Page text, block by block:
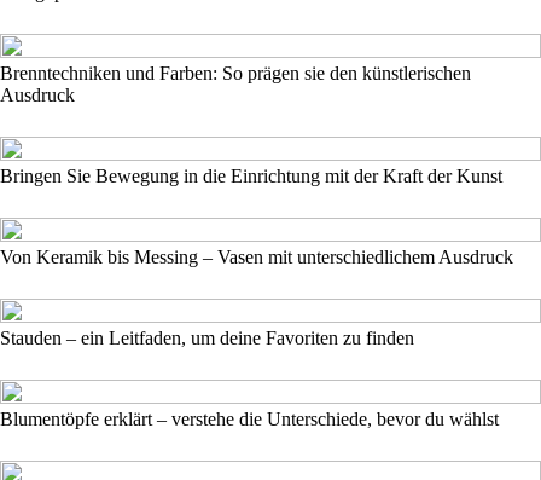
Brenntechniken und Farben: So prägen sie den künstlerischen
Ausdruck
Bringen Sie Bewegung in die Einrichtung mit der Kraft der Kunst
Von Keramik bis Messing – Vasen mit unterschiedlichem Ausdruck
Stauden – ein Leitfaden, um deine Favoriten zu finden
Blumentöpfe erklärt – verstehe die Unterschiede, bevor du wählst